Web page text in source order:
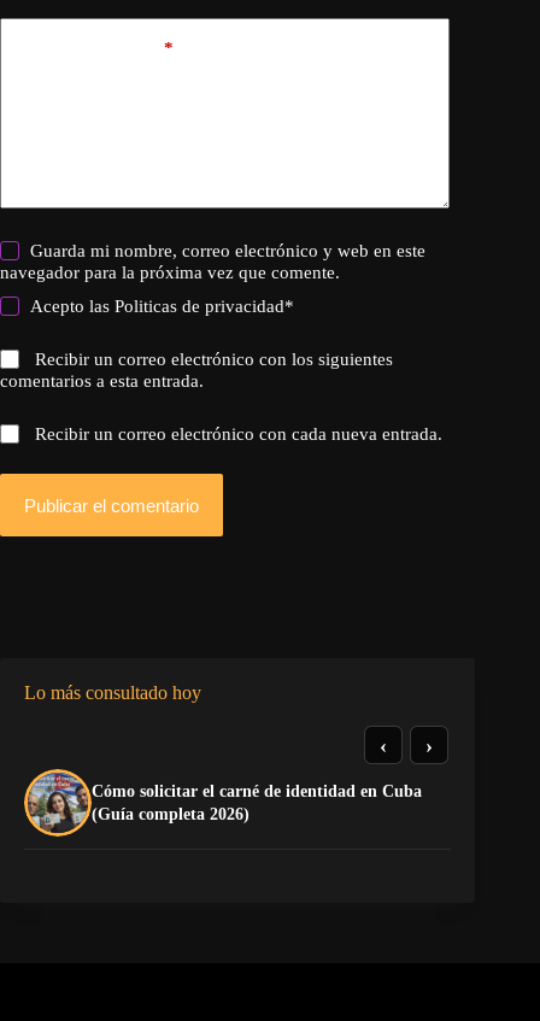
*
Guarda mi nombre, correo electrónico y web en este
navegador para la próxima vez que comente.
Acepto lasPoliticas de privacidad*
Recibir un correo electrónico con los siguientes
comentarios a esta entrada.
Recibir un correo electrónico con cada nueva entrada.
Publicar el comentario
Lo más consultado hoy
Cómo solicitar el carné de identidad en Cuba
(Guía completa 2026)
‹ ›